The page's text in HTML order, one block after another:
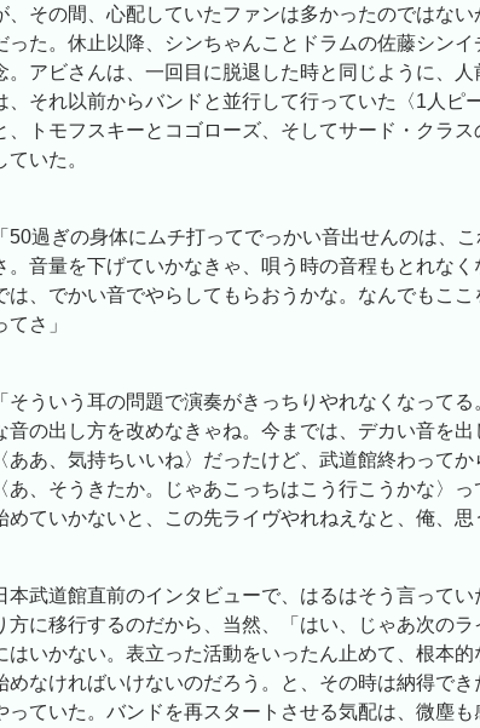
、その間、心配していたファンは多かったのではな
った。休止以降、シンちゃんことドラムの佐藤シン
。アビさんは、一回目に脱退した時と同じように、
、それ以前からバンドと並行して行っていた〈1人ピ
、トモフスキーとコゴローズ、そしてサード・クラ
ていた。
「50過ぎの身体にムチ打ってでっかい音出せんのは、
。音量を下げていかなきゃ、唄う時の音程もとれな
は、でかい音でやらしてもらおうかな。なんでもこ
てさ」
「そういう耳の問題で演奏がきっちりやれなくなって
音の出し方を改めなきゃね。今までは、デカい音を
〈ああ、気持ちいいね〉だったけど、武道館終わって
〈あ、そうきたか。じゃあこっちはこう行こうかな〉
めていかないと、この先ライヴやれねえなと、俺、思
本武道館直前のインタビューで、はるはそう言って
方に移行するのだから、当然、「はい、じゃあ次の
はいかない。表立った活動をいったん止めて、根本的
めなければいけないのだろう。と、その時は納得で
っていた。バンドを再スタートさせる気配は、微塵